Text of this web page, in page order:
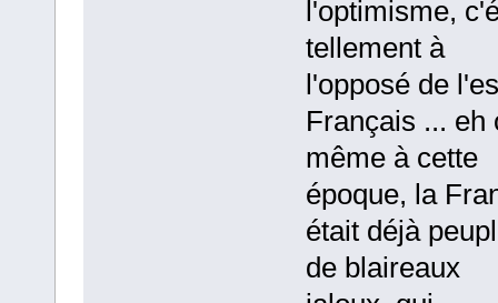
l'optimisme,
tellement à
l'opposé de
Français ... eh
même à cette
époque, la
était déjà
de blaireaux